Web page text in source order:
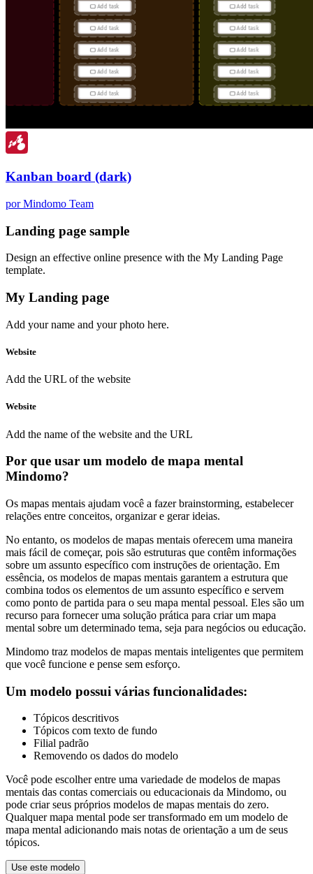
Kanban board (dark)
por Mindomo Team
Landing page sample
Design an effective online presence with the My Landing Page
template.
My Landing page
Add your name and yourphoto here.
Website
Add the URL of the website
Website
Add the name of the website and the URL
Por que usar um modelo de mapa mental
Mindomo?
Os mapas mentais ajudam você a fazer brainstorming, estabelecer
relações entre conceitos, organizar e gerar ideias.
No entanto, os modelos de mapas mentais oferecem uma maneira
mais fácil de começar, pois são estruturas que contêm informações
sobre um assunto específico com instruções de orientação. Em
essência, os modelos de mapas mentais garantem a estrutura que
combina todos os elementos de um assunto específico e servem
como ponto de partida para o seu mapa mental pessoal. Eles são um
recurso para fornecer uma solução prática para criar um mapa
mental sobre um determinado tema, seja para negócios ou educação.
Mindomo traz modelos de mapas mentais inteligentes que permitem
que você funcione e pense sem esforço.
Um modelo possui várias funcionalidades:
Tópicos descritivos
Tópicos com texto de fundo
Filial padrão
Removendo os dados do modelo
Você pode escolher entre uma variedade de modelos de mapas
mentais das contas comerciais ou educacionais da Mindomo, ou
pode criar seus próprios modelos de mapas mentais do zero.
Qualquer mapa mental pode ser transformado em um modelo de
mapa mental adicionando mais notas de orientação a um de seus
tópicos.
Use este modelo